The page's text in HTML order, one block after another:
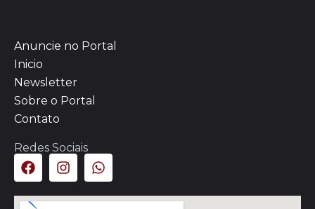
Anuncie no Portal
Inicio
Newsletter
Sobre o Portal
Contato
Redes Sociais